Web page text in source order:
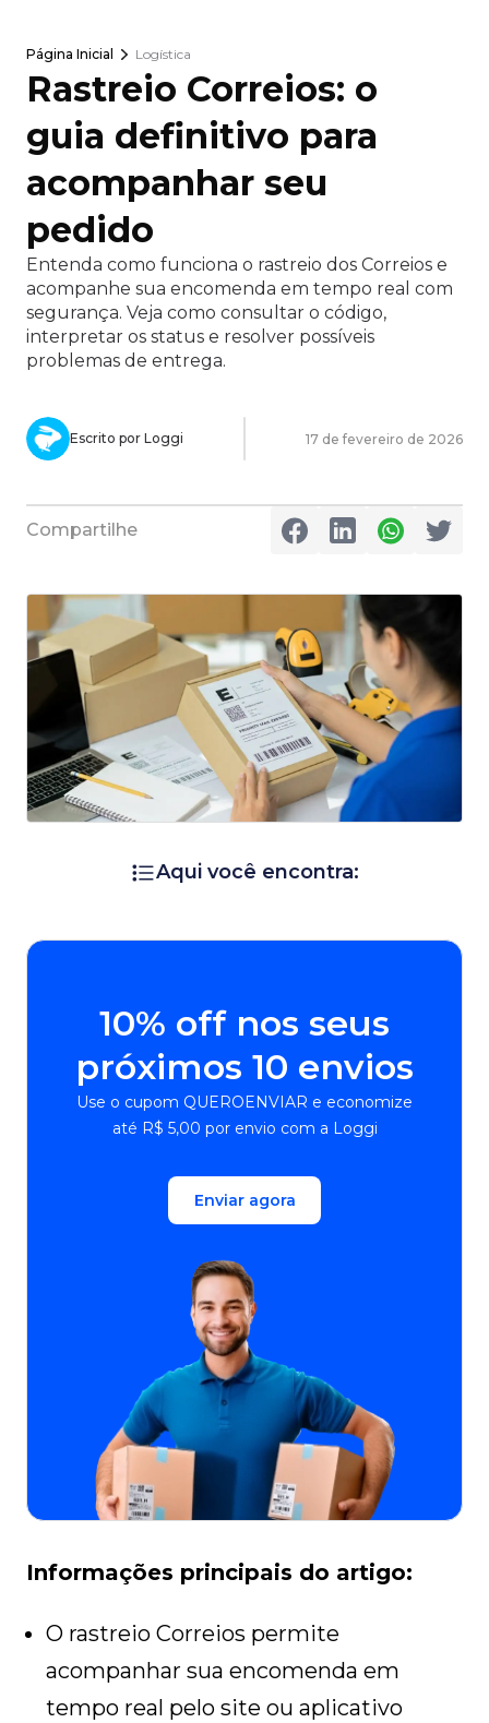
Página Inicial Logística
Rastreio Correios: o
guia definitivo para
acompanhar seu
pedido
Entenda como funciona o rastreio dos Correios e
acompanhe sua encomenda em tempo real com
segurança. Veja como consultar o código,
interpretar os status e resolver possíveis
problemas de entrega.
Escrito por Loggi 17 de fevereiro de 2026
Compartilhe
Aqui você encontra:
10% off nos seus
próximos 10 envios
Use o cupom QUEROENVIAR e economize
até R$ 5,00 por envio com a Loggi
Enviar agora
Informações principais do artigo:
O rastreio Correios permite
acompanhar sua encomenda em
tempo real pelo site ou aplicativo